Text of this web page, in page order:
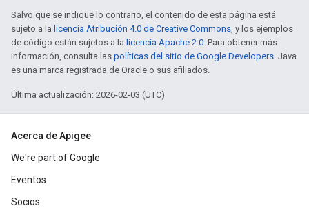
Salvo que se indique lo contrario, el contenido de esta página está
sujeto a la licencia Atribución 4.0 de Creative Commons, y los ejemplos
de código están sujetos a la licencia Apache 2.0. Para obtener más
información, consulta las políticas del sitio de Google Developers. Java
es una marca registrada de Oracle o sus afiliados.
Última actualización: 2026-02-03 (UTC)
Acerca de Apigee
We're part of Google
Eventos
Socios